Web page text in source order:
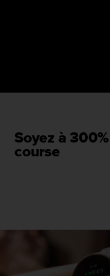
Soyez à
course